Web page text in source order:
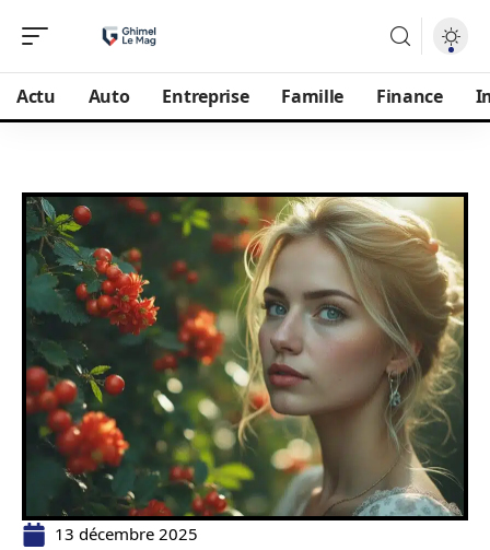
Actu Auto Entreprise Famille Finance
13 décembre 2025